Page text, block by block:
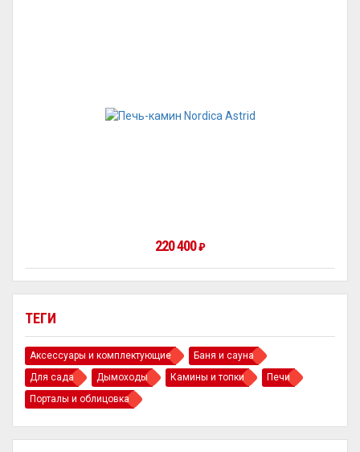
ТЕГИ
Аксессуары и комплектующие
Баня и сауна
Для сада
Дымоходы Камины и топки
Печи
Порталы и облицовка
220 400₽